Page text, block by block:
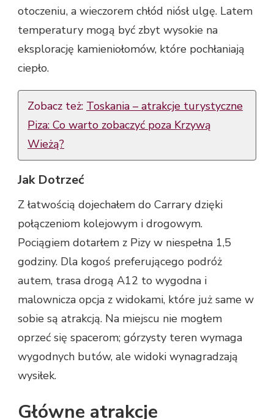
otoczeniu, a wieczorem chłód niósł ulgę. Latem
temperatury mogą być zbyt wysokie na
eksplorację kamieniołomów, które pochłaniają
ciepło.
Zobacz też: Toskania – atrakcje turystyczne
Piza: Co warto zobaczyć poza Krzywą
Wieżą?
Jak Dotrzeć
Z łatwością dojechałem do Carrary dzięki
połączeniom kolejowym i drogowym.
Pociągiem dotarłem z Pizy w niespełna 1,5
godziny. Dla kogoś preferującego podróż
autem, trasa drogą A12 to wygodna i
malownicza opcja z widokami, które już same w
sobie są atrakcją. Na miejscu nie mogłem
oprzeć się spacerom; górzysty teren wymaga
wygodnych butów, ale widoki wynagradzają
wysiłek.
Główne atrakcje